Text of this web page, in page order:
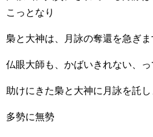
こっとなり
梟と大神は、月詠の奪還を急ぎま
仏眼大師も、かばいきれない、っ
助けにきた梟と大神に月詠を託
多勢に無勢